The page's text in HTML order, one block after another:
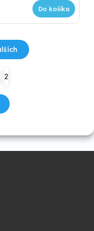
Do košíka
2